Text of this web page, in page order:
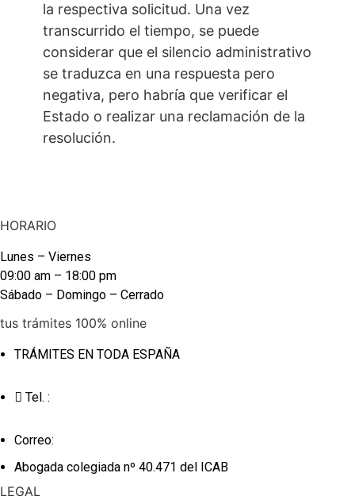
la respectiva solicitud. Una vez
transcurrido el tiempo, se puede
considerar que el silencio administrativo
se traduzca en una respuesta pero
negativa, pero habría que verificar el
Estado o realizar una reclamación de la
resolución.
HORARIO
Lunes – Viernes
09:00 am – 18:00 pm
Sábado – Domingo – Cerrado
tus trámites 100% online
TRÁMITES EN TODA ESPAÑA
Tel. :
Correo:
Abogada colegiada nº 40.471 del ICAB
LEGAL